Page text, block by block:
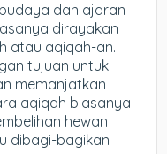
dan ajaran
dirayakan
atau aqiqah-an.
tujuan untuk
memanjatkan
aqiqah biasanya
hewan
dibagi-bagikan